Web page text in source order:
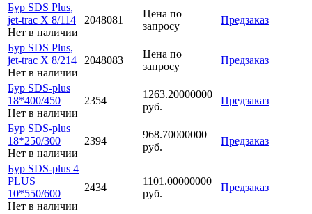
Бур SDS Plus,
jet-trac X 8/114
Нет в наличии
2048081
Цена по
запросу
Предзаказ
Бур SDS Plus,
jet-trac X 8/214
Нет в наличии
2048083
Цена по
запросу
Предзаказ
Бур SDS-plus
18*400/450
Нет в наличии
2354
1263.20000000
руб.
Предзаказ
Бур SDS-plus
18*250/300
Нет в наличии
2394
968.70000000
руб.
Предзаказ
Бур SDS-plus 4
PLUS
10*550/600
Нет в наличии
2434
1101.00000000
руб.
Предзаказ